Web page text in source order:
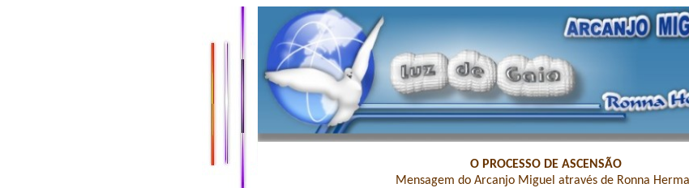
O PROCESSO DE ASCENSÃO
Mensagem do Arcanjo Miguel através de Ronna